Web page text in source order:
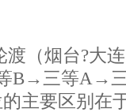
（烟台?大
B→三等A→
主要区别在